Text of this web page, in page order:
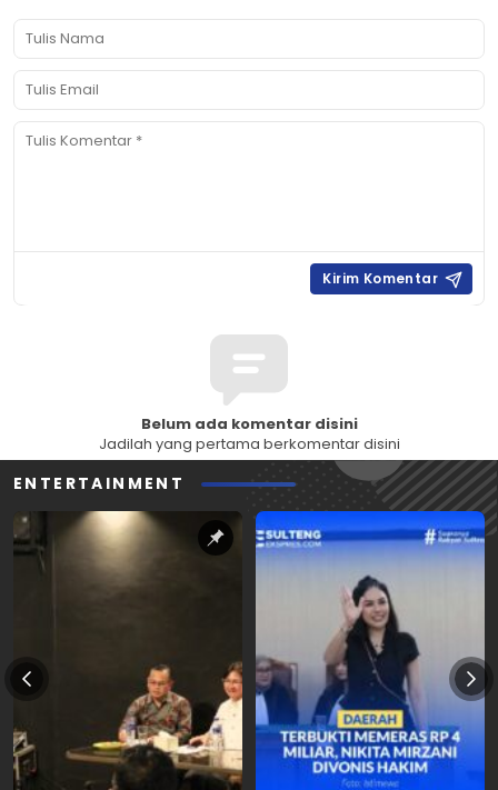
Belum ada komentar disini
Jadilah yang pertama berkomentar disini
ENTERTAINMENT